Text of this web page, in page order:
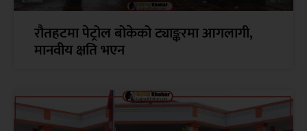
रौतहटमा पेट्रोल बोकेको ट्याङ्करमा आगलागी,
मानवीय क्षति भएन